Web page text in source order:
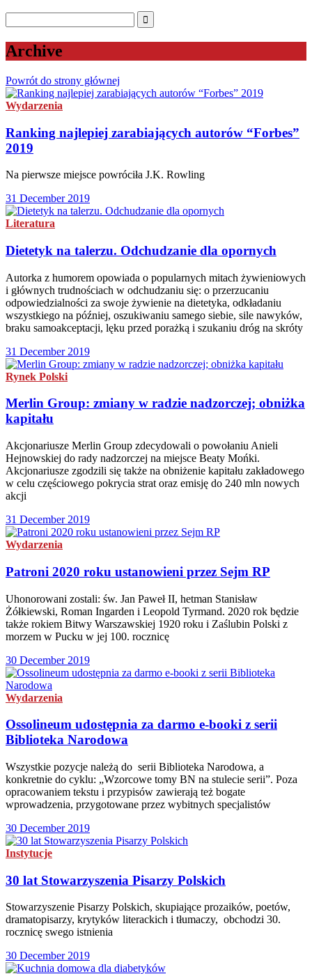
Archive
Powrót do strony głównej
Wydarzenia
Ranking najlepiej zarabiających autorów “Forbes”
2019
Na pierwsze miejsce powróciła J.K. Rowling
31 December 2019
Literatura
Dietetyk na talerzu. Odchudzanie dla opornych
Autorka z humorem opowiada o popularnych mitach żywieniowych
i głównych trudnościach w odchudzaniu się: o przerzucaniu
odpowiedzialności za swoje żywienie na dietetyka, odkładaniu
wszystkiego na później, oszukiwaniu samego siebie, sile nawyków,
braku samoakceptacji, lęku przed porażką i szukaniu dróg na skróty
31 December 2019
Rynek Polski
Merlin Group: zmiany w radzie nadzorczej; obniżka
kapitału
Akcjonariusze Merlin Group zdecydowali o powołaniu Anieli
Hejnowskiej do rady nadzorczej na miejsce Beaty Mońki.
Akcjonariusze zgodzili się także na obniżenie kapitału zakładowego
w celu częściowego pokrycia strat oraz emisję do 240 mln nowych
akcji
31 December 2019
Wydarzenia
Patroni 2020 roku ustanowieni przez Sejm RP
Uhonorowani zostali: św. Jan Paweł II, hetman Stanisław
Żółkiewski, Roman Ingarden i Leopold Tyrmand. 2020 rok będzie
także rokiem Bitwy Warszawskiej 1920 roku i Zaślubin Polski z
morzem w Pucku w jej 100. rocznicę
30 December 2019
Wydarzenia
Ossolineum udostępnia za darmo e-booki z serii
Biblioteka Narodowa
Wszystkie pozycje należą do serii Biblioteka Narodowa, a
konkretnie do cyklu: „Wzorcowe tomy BN na stulecie serii”. Poza
opracowaniem tekstu i przypisów zawierają też bogate
wprowadzenia, przygotowane przez wybitnych specjalistów
30 December 2019
Instytucje
30 lat Stowarzyszenia Pisarzy Polskich
Stowarzyszenie Pisarzy Polskich, skupiające prozaików, poetów,
dramatopisarzy, krytyków literackich i tłumaczy, obchodzi 30.
rocznicę swego istnienia
30 December 2019